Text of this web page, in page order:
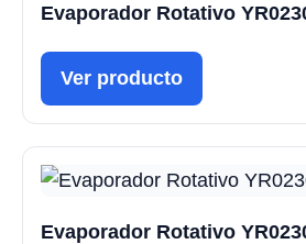
Evaporador Rotativo
Ver producto
Evaporador Rotativo